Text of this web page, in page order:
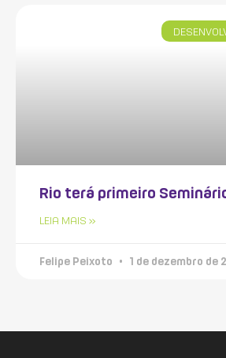
Rio terá primeiro
LEIA MAIS »
Felipe Peixoto 1 de dezembro de